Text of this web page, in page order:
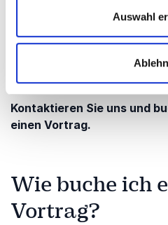
Auswahl
Zusammenarbeit
Vorträge zu
Kontaktieren Sie uns und
einen Vortrag.
Wie buche ich
Vortrag?